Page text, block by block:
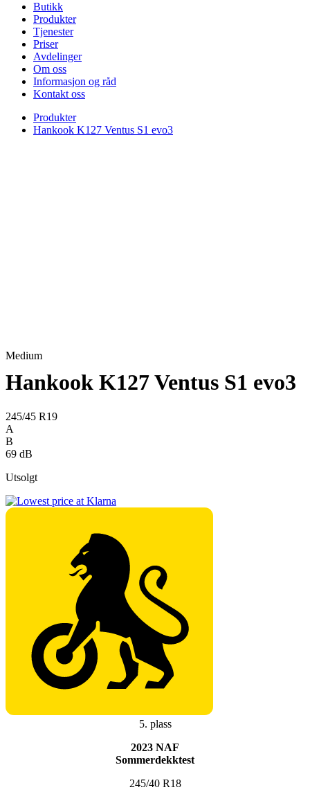
Butikk
Produkter
Tjenester
Priser
Avdelinger
Om oss
Informasjon og råd
Kontakt oss
Produkter
Hankook K127 Ventus S1 evo3
Medium
Hankook K127 Ventus S1 evo3
245/45 R19
A
B
69 dB
Utsolgt
5. plass
2023 NAF
Sommerdekktest
245/40 R18